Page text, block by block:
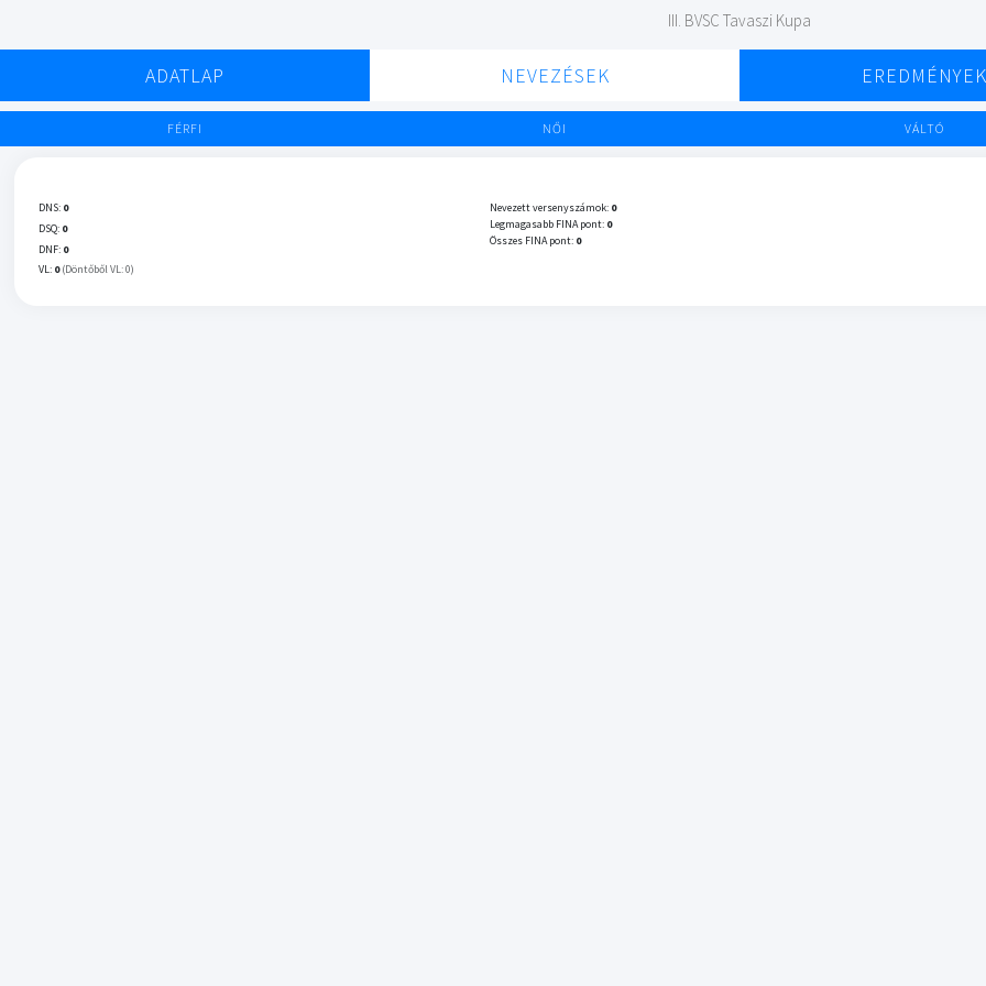
III. BVSC Tavaszi Kupa
ADATLAP NEVEZÉSEK EREDMÉNYEK
FÉRFI NŐI VÁLTÓ
DNS: 0
DSQ: 0
DNF: 0
VL: 0 (Döntőből VL: 0)
Nevezett versenyszámok: 0
Legmagasabb FINA pont: 0
Összes FINA pont: 0